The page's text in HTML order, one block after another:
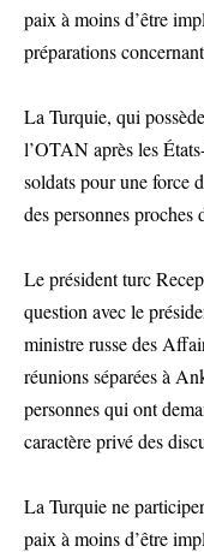
paix à moins d’être
préparations
La Turquie, qui
l’OTAN après les
soldats pour une force
des personnes
Le président turc
question avec le
ministre russe des
réunions séparées à
personnes qui ont
caractère privé des
La Turquie ne
paix à moins d’être